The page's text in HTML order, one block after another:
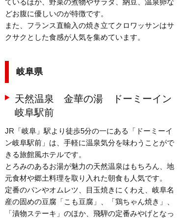
ているほか、野菜の煮物やサラダ、納豆、温泉卵な
どお腹に優しいのが特徴です。
また、フランス直輸入の焼き立てクロワッサンはサ
クサクとした食感が人気を集めています。
岐阜県
天然温泉 金華の湯 ドーミーイン
岐阜駅前
JR「岐阜」駅より徒歩5分の一にある「ドーミーイ
ン岐阜駅前」は、手軽に温泉気分を味わうことがで
きる旅館風ホテルです。
とろみのあるお湯が魅力の天然温泉はもちろん、地
元食材や郷土料理を取り入れた朝食も人気です。
定番のパンやオムレツ、目玉焼きにくわえ、岐阜名
産の固めの豆腐「こも豆腐」、「鶏ちゃん焼き」、
「漬物ステーキ」のほか、飛騨の定番みやげとなっ